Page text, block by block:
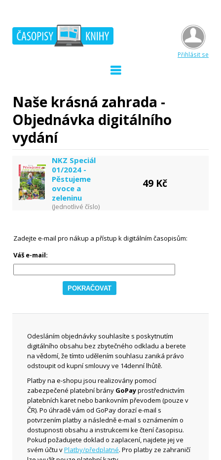
Přihlásit se
Naše krásná zahrada -
Objednávka digitálního
vydání
NKZ Speciál
01/2024 -
Pěstujeme
ovoce a
zeleninu
(Jednotlivé číslo)
49 Kč
Zadejte e-mail pro nákup a přístup k digitálním časopisům:
Váš e-mail:
Odesláním objednávky souhlasíte s poskytnutím
digitálního obsahu bez zbytečného odkladu a berete
na vědomí, že tímto udělením souhlasu zaniká právo
odstoupit od kupní smlouvy ve 14denní lhůtě.
Platby na e-shopu jsou realizovány pomocí
zabezpečené platební brány GoPayprostřednictvím
platebních karet nebo bankovním převodem (pouze v
ČR). Po úhradě vám od GoPay dorazí e-mail s
potvrzením platby a následně e-mail s oznámením o
dostupnosti obsahu a instrukcemi ke čtení časopisu.
Pokud požadujete doklad o zaplacení, najdete jej ve
svém účtu vPlatby/předplatné. Pro platby ze zahraničí